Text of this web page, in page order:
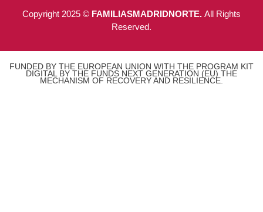
Copyright 2025 © FAMILIASMADRIDNORTE. All Rights
Reserved.
FUNDED BY THE EUROPEAN UNION WITH THE PROGRAM KIT
DIGITAL BY THE FUNDS NEXT GENERATION (EU) THE
MECHANISM OF RECOVERY AND RESILIENCE.